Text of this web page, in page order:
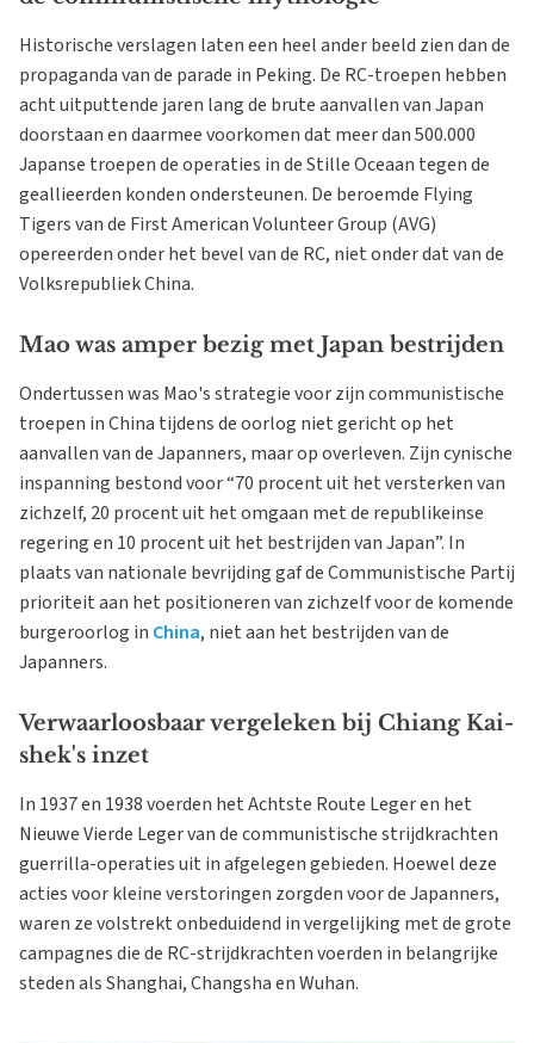
Historische verslagen laten een heel ander beeld zien dan de
propaganda van de parade in Peking. De RC-troepen hebben
acht uitputtende jaren lang de brute aanvallen van Japan
doorstaan en daarmee voorkomen dat meer dan 500.000
Japanse troepen de operaties in de Stille Oceaan tegen de
geallieerden konden ondersteunen. De beroemde Flying
Tigers van de First American Volunteer Group (AVG)
opereerden onder het bevel van de RC, niet onder dat van de
Volksrepubliek China.
Mao was amper bezig met Japan bestrijden
Ondertussen was Mao's strategie voor zijn communistische
troepen in China tijdens de oorlog niet gericht op het
aanvallen van de Japanners, maar op overleven. Zijn cynische
inspanning bestond voor “70 procent uit het versterken van
zichzelf, 20 procent uit het omgaan met de republikeinse
regering en 10 procent uit het bestrijden van Japan”. In
plaats van nationale bevrijding gaf de Communistische Partij
prioriteit aan het positioneren van zichzelf voor de komende
burgeroorlog in China, niet aan het bestrijden van de
Japanners.
Verwaarloosbaar vergeleken bij Chiang Kai-
shek's inzet
In 1937 en 1938 voerden het Achtste Route Leger en het
Nieuwe Vierde Leger van de communistische strijdkrachten
guerrilla-operaties uit in afgelegen gebieden. Hoewel deze
acties voor kleine verstoringen zorgden voor de Japanners,
waren ze volstrekt onbeduidend in vergelijking met de grote
campagnes die de RC-strijdkrachten voerden in belangrijke
steden als Shanghai, Changsha en Wuhan.